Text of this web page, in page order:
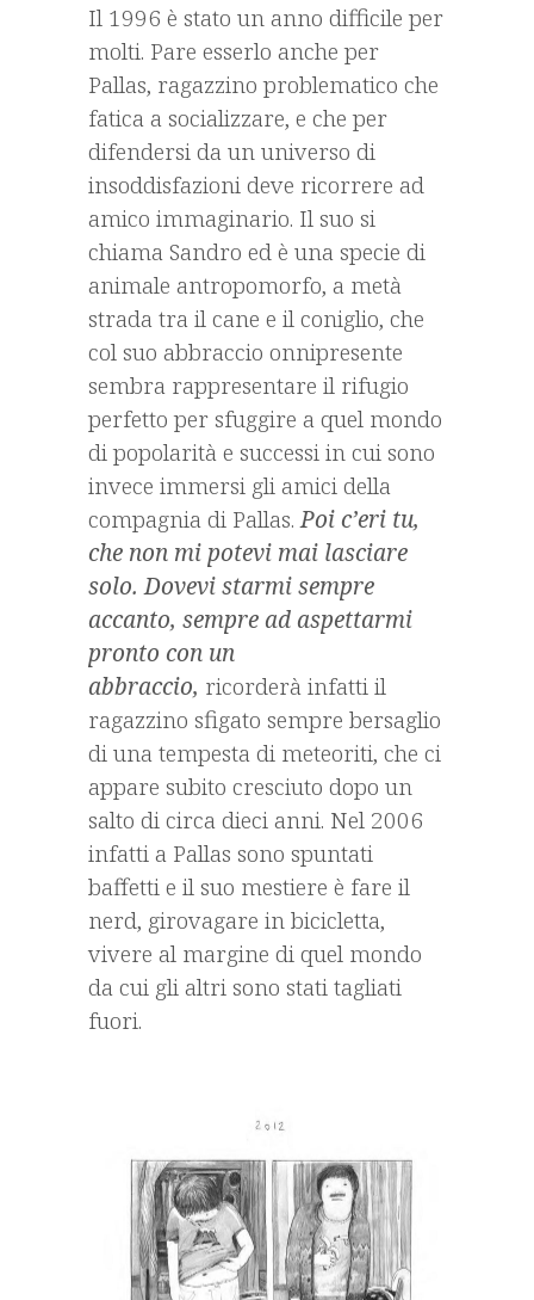
Il 1996 è stato un anno difficile per
molti. Pare esserlo anche per
Pallas, ragazzino problematico che
fatica a socializzare, e che per
difendersi da un universo di
insoddisfazioni deve ricorrere ad
amico immaginario. Il suo si
chiama Sandro ed è una specie di
animale antropomorfo, a metà
strada tra il cane e il coniglio, che
col suo abbraccio onnipresente
sembra rappresentare il rifugio
perfetto per sfuggire a quel mondo
di popolarità e successi in cui sono
invece immersi gli amici della
compagnia di Pallas.Poi c’eri tu,
che non mi potevi mai lasciare
solo. Dovevi starmi sempre
accanto, sempre ad aspettarmi
pronto con un
abbraccio, ricorderà infatti il
ragazzino sfigato sempre bersaglio
di una tempesta di meteoriti, che ci
appare subito cresciuto dopo un
salto di circa dieci anni. Nel 2006
infatti a Pallas sono spuntati
baffetti e il suo mestiere è fare il
nerd, girovagare in bicicletta,
vivere al margine di quel mondo
da cui gli altri sono stati tagliati
fuori.